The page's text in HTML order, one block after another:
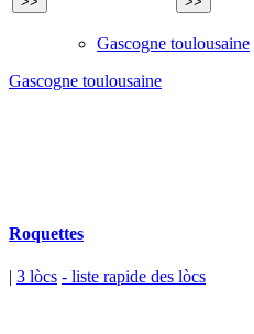
Gascogne toulousaine
Gascogne toulousaine
Roquettes
| 3 lòcs - liste rapide des lòcs